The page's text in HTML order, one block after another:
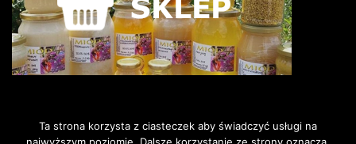
Ta strona korzysta z ciasteczek aby świadczyć usługi na